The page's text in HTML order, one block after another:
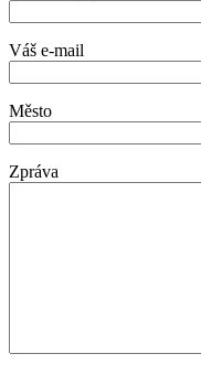
Váš e-mail
Město
Zpráva